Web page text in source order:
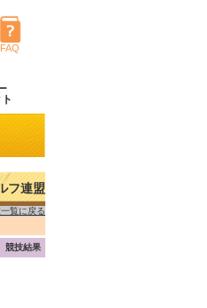
FAQ
フ連盟
覧に戻る
競技結果